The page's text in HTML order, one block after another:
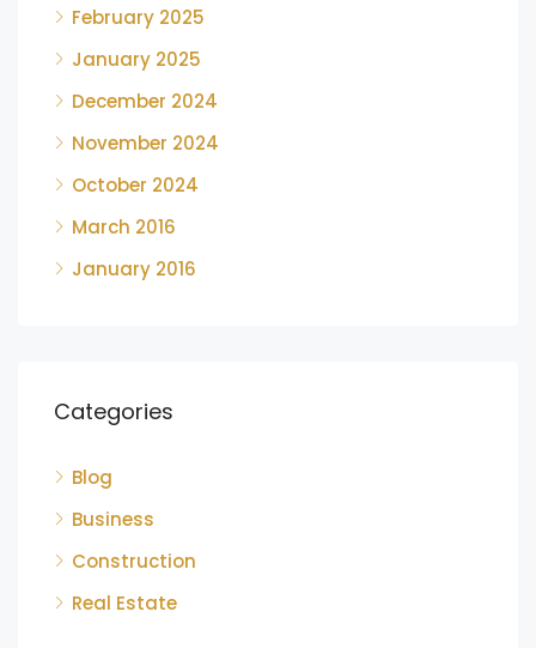
February 2025
January 2025
December 2024
November 2024
October 2024
March 2016
January 2016
Categories
Blog
Business
Construction
Real Estate